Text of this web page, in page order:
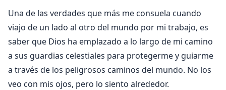
Una de las verdades que más me consuela cuando
viajo de un lado al otro del mundo por mi trabajo, es
saber que Dios ha emplazado a lo largo de mi camino
a sus guardias celestiales para protegerme y guiarme
a través de los peligrosos caminos del mundo. No los
veo con mis ojos, pero lo siento alrededor.